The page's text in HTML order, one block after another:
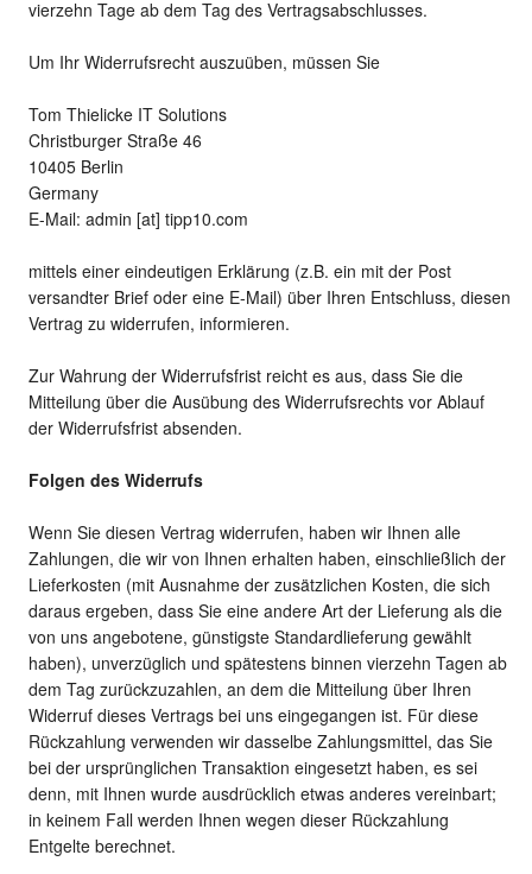
vierzehn Tage ab dem Tag des Vertragsabschlusses.
Um Ihr Widerrufsrecht auszuüben, müssen Sie
Tom Thielicke IT Solutions
Christburger Straße 46
10405 Berlin
Germany
E-Mail: admin [at] tipp10.com
mittels einer eindeutigen Erklärung (z.B. ein mit der Post
versandter Brief oder eine E-Mail) über Ihren Entschluss, diesen
Vertrag zu widerrufen, informieren.
Zur Wahrung der Widerrufsfrist reicht es aus, dass Sie die
Mitteilung über die Ausübung des Widerrufsrechts vor Ablauf
der Widerrufsfrist absenden.
Folgen des Widerrufs
Wenn Sie diesen Vertrag widerrufen, haben wir Ihnen alle
Zahlungen, die wir von Ihnen erhalten haben, einschließlich der
Lieferkosten (mit Ausnahme der zusätzlichen Kosten, die sich
daraus ergeben, dass Sie eine andere Art der Lieferung als die
von uns angebotene, günstigste Standardlieferung gewählt
haben), unverzüglich und spätestens binnen vierzehn Tagen ab
dem Tag zurückzuzahlen, an dem die Mitteilung über Ihren
Widerruf dieses Vertrags bei uns eingegangen ist. Für diese
Rückzahlung verwenden wir dasselbe Zahlungsmittel, das Sie
bei der ursprünglichen Transaktion eingesetzt haben, es sei
denn, mit Ihnen wurde ausdrücklich etwas anderes vereinbart;
in keinem Fall werden Ihnen wegen dieser Rückzahlung
Entgelte berechnet.